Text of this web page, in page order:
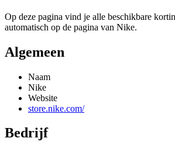
Op deze pagina vind je alle beschikbare
automatisch op de pagina van Nike.
Algemeen
Naam
Nike
Website
store.nike.com/
Bedrijf